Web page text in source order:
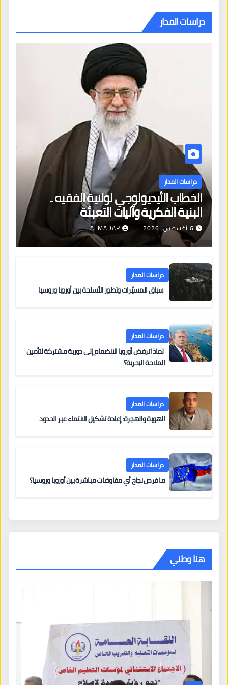
دراسات المدار
دراسات المدار
الخطاب الأيديولوجي لولاية الفقيه ـ
البنية الفكرية وآليات التعبئة
6 أغسطس، 2026 ALMADAR
دراسات المدار
سباق المسيّرات وتطور الأسلحة بين أوروبا وروسيا
دراسات المدار
لماذا ترفض أوروبا الانضمام إلى دورية مشتركة لتأمين
الملاحة البحرية؟
دراسات المدار
الهوية والهجرة: إعادة تشكيل الانتماء عبر الحدود
دراسات المدار
ما فرص نجاح أي مفاوضات مباشرة بين أوروبا وروسيا؟
هنا وطني